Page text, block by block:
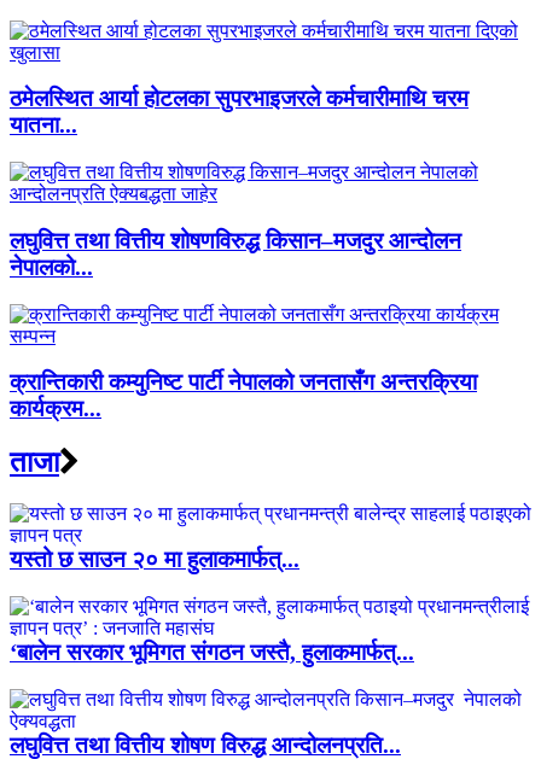
ठमेलस्थित आर्या होटलका सुपरभाइजरले कर्मचारीमाथि चरम
यातना...
लघुवित्त तथा वित्तीय शोषणविरुद्ध किसान–मजदुर आन्दोलन
नेपालको...
क्रान्तिकारी कम्युनिष्ट पार्टी नेपालको जनतासँग अन्तरक्रिया
कार्यक्रम...
ताजा
यस्तो छ साउन २० मा हुलाकमार्फत्...
‘बालेन सरकार भूमिगत संगठन जस्तै, हुलाकमार्फत्...
लघुवित्त तथा वित्तीय शोषण विरुद्ध आन्दोलनप्रति...